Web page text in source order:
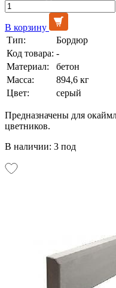
В корзину
Тип:
Бордюр
Код товара: -
Материал:
бетон
Масса:
894,6 кг
Цвет:
серый
Предназначены для
цветников.
В наличии: 3 под